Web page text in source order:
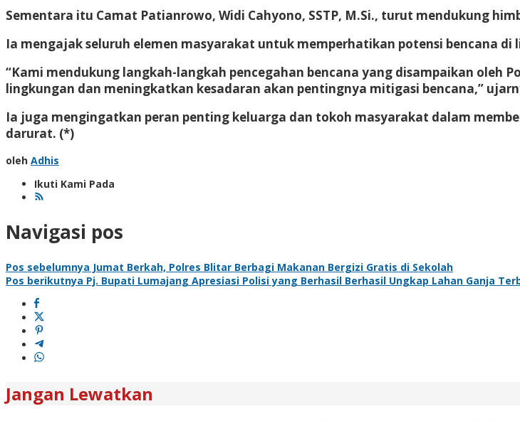
Sementara itu Camat Patianrowo, Widi Cahyono, SSTP, M.Si., turut mendukung
Ia mengajak seluruh elemen masyarakat untuk memperhatikan potensi bencana di
“Kami mendukung langkah-langkah pencegahan bencana yang disampaikan oleh
lingkungan dan meningkatkan kesadaran akan pentingnya mitigasi bencana,”
Ia juga mengingatkan peran penting keluarga dan tokoh masyarakat dalam
darurat. (*)
oleh Adhis
Ikuti Kami Pada
Navigasi pos
Pos sebelumnya Jumat Berkah, Polres Blitar Berbagi Makanan Bergizi Gratis di Sekolah
Pos berikutnya Pj. Bupati Lumajang Apresiasi Polisi yang Berhasil Berhasil Ungkap Lahan Ganja
Jangan Lewatkan